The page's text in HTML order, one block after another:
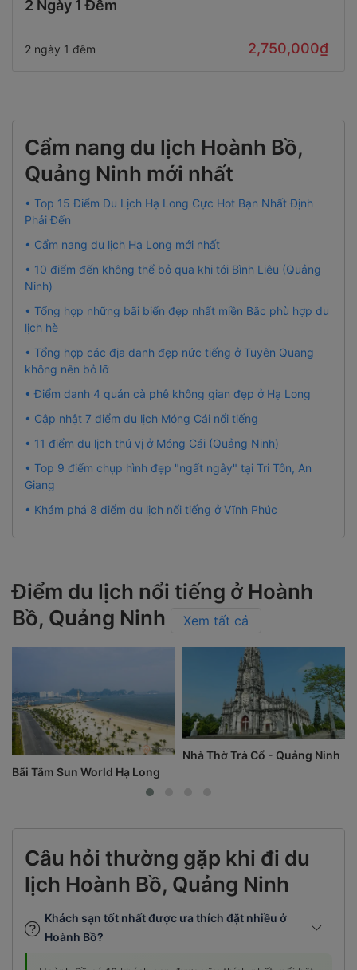
2 Ngày 1 Đêm
2 ngày 1 đêm 2,750,000₫
Cẩm nang du lịch Hoành Bồ,
Quảng Ninh mới nhất
• Top 15 Điểm Du Lịch Hạ Long Cực Hot Bạn Nhất Định
Phải Đến
• Cẩm nang du lịch Hạ Long mới nhất
• 10 điểm đến không thể bỏ qua khi tới Bình Liêu (Quảng
Ninh)
• Tổng hợp những bãi biển đẹp nhất miền Bắc phù hợp du
lịch hè
• Tổng hợp các địa danh đẹp nức tiếng ở Tuyên Quang
không nên bỏ lỡ
• Điểm danh 4 quán cà phê không gian đẹp ở Hạ Long
• Cập nhật 7 điểm du lịch Móng Cái nổi tiếng
• 11 điểm du lịch thú vị ở Móng Cái (Quảng Ninh)
• Top 9 điểm chụp hình đẹp "ngất ngây" tại Tri Tôn, An
Giang
• Khám phá 8 điểm du lịch nổi tiếng ở Vĩnh Phúc
Điểm du lịch nổi tiếng ở Hoành
Bồ, Quảng Ninh
Xem tất cả
Bãi Tắm Sun World Hạ Long
Nhà Thờ Trà Cổ - Quảng Ninh
Câu hỏi thường gặp khi đi du
lịch Hoành Bồ, Quảng Ninh
Khách sạn tốt nhất được ưa thích đặt nhiều ở
Hoành Bồ?